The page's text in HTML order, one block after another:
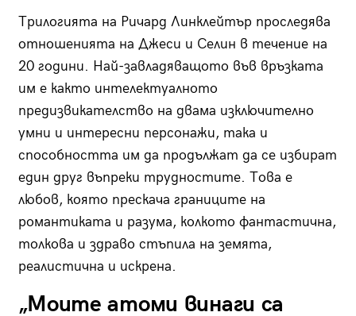
Трилогията на Ричард Линклейтър проследява
отношенията на Джеси и Селин в течение на
20 години. Най-завладяващото във връзката
им е както интелектуалното
предизвикателство на двама изключително
умни и интересни персонажи, така и
способността им да продължат да се избират
един друг въпреки трудностите. Това е
любов, която прескача границите на
романтиката и разума, колкото фантастична,
толкова и здраво стъпила на земята,
реалистична и искрена.
„Моите атоми винаги са